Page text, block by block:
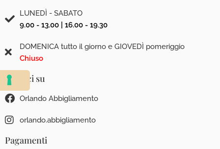
LUNEDÌ - SABATO
9.00 - 13.00 | 16.00 - 19.30
DOMENICA tutto il giorno e GIOVEDÌ pomeriggio
Chiuso
Seguici su
Orlando Abbigliamento
orlando.abbigliamento
Pagamenti